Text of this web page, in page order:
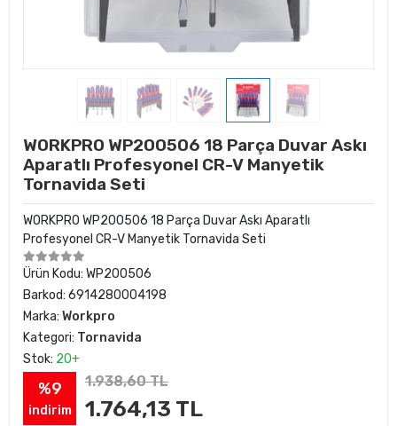
WORKPRO WP200506 18 Parça Duvar Askı
Aparatlı Profesyonel CR-V Manyetik
Tornavida Seti
WORKPRO WP200506 18 Parça Duvar Askı Aparatlı
Profesyonel CR-V Manyetik Tornavida Seti
Ürün Kodu: WP200506
Barkod: 6914280004198
Marka: Workpro
Kategori: Tornavida
Stok: 20+
%9
indirim
1.938,60 TL
1.764,13 TL